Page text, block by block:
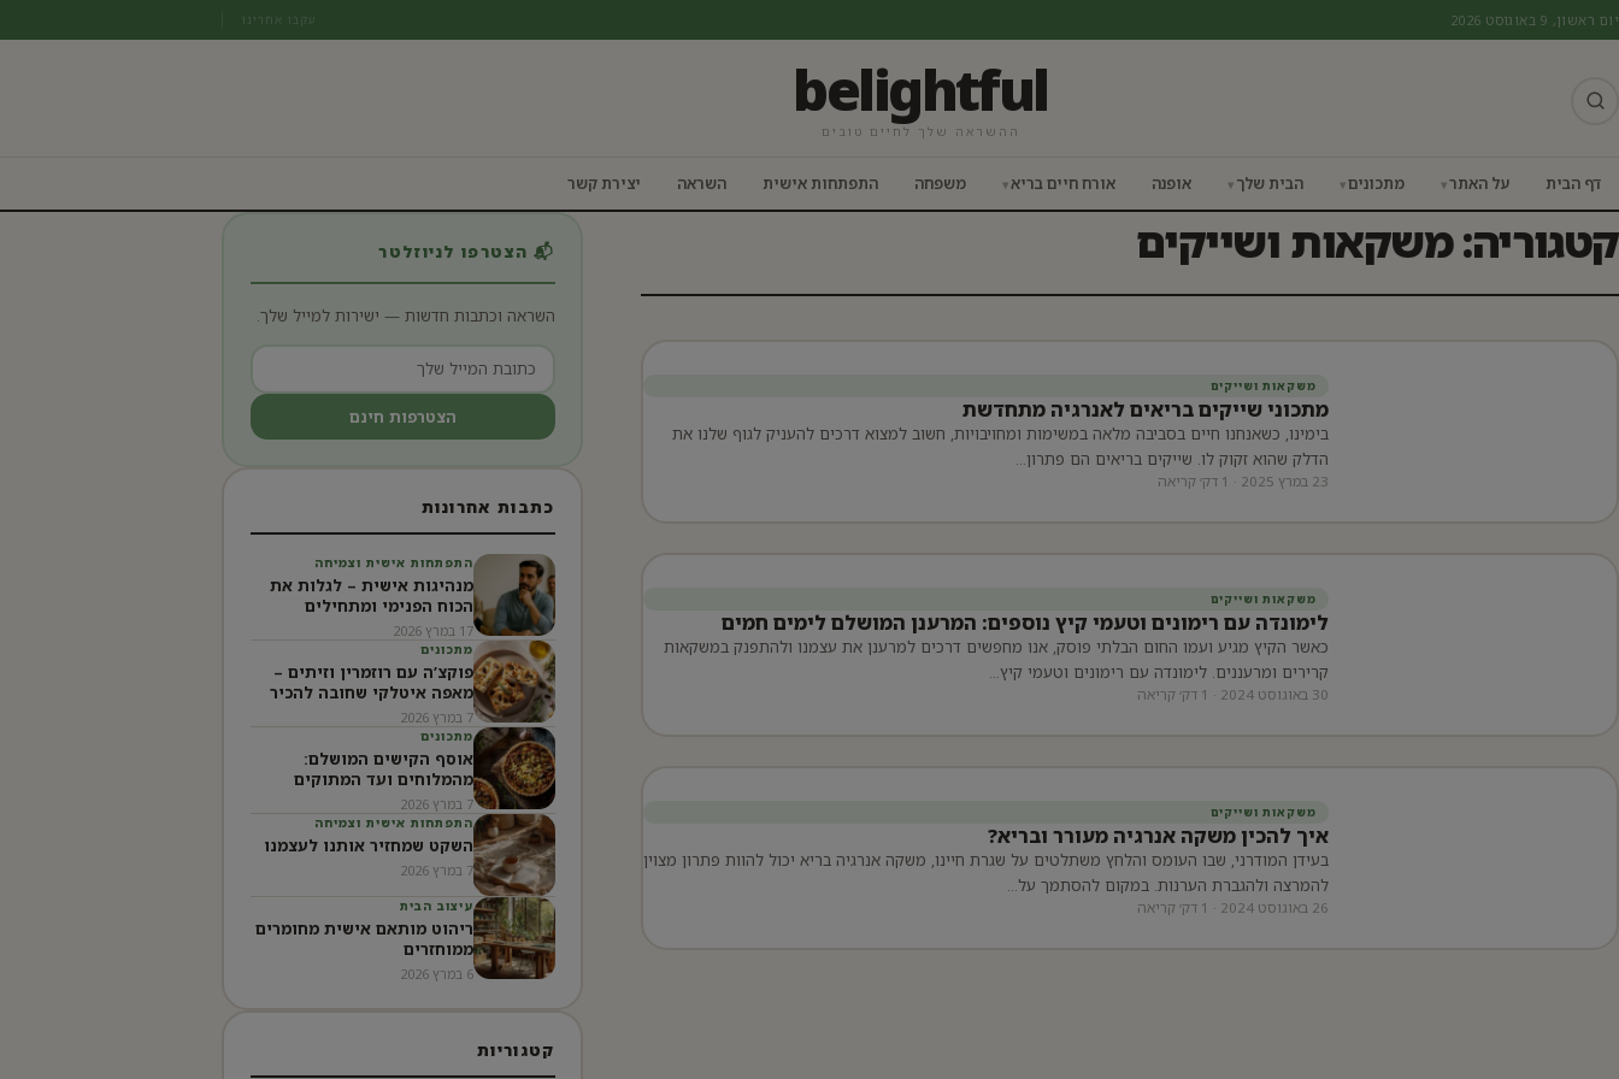
יום ראשון, 9 באוגוסט 2026 עקבו אחרינו
belightful
ההשראה שלך לחיים טובים
דף הבית על האתר מתכונים הבית שלך אופנה אורח חיים בריא משפחה התפתחות אישית השראה יצירת קשר
קטגוריה: משקאות ושייקים
משקאות ושייקים
מתכוני שייקים בריאים לאנרגיה מתחדשת
בימינו, כשאנחנו חיים בסביבה מלאה במשימות ומחויבויות, חשוב למצוא דרכים להעניק לגוף שלנו את
הדלק שהוא זקוק לו. שייקים בריאים הם פתרון…
23 במרץ 2025 · 1 דק׳ קריאה
משקאות ושייקים
לימונדה עם רימונים וטעמי קיץ נוספים: המרענן המושלם לימים חמים
כאשר הקיץ מגיע ועמו החום הבלתי פוסק, אנו מחפשים דרכים למרענן את עצמנו ולהתפנק במשקאות
קרירים ומרעננים. לימונדה עם רימונים וטעמי קיץ…
30 באוגוסט 2024 · 1 דק׳ קריאה
משקאות ושייקים
איך להכין משקה אנרגיה מעורר ובריא?
בעידן המודרני, שבו העומס והלחץ משתלטים על שגרת חיינו, משקה אנרגיה בריא יכול להוות פתרון מצוין
להמרצה ולהגברת הערנות. במקום להסתמך על…
26 באוגוסט 2024 · 1 דק׳ קריאה
📬 הצטרפו לניוזלטר
השראה וכתבות חדשות — ישירות למייל שלך.
הצטרפות חינם
כתבות אחרונות
התפתחות אישית וצמיחה
מנהיגות אישית – לגלות את
הכוח הפנימי ומתחילים
להוביל את החיים מבפנים
17 במרץ 2026
מתכונים
פוקצ’ה עם רוזמרין וזיתים –
מאפה איטלקי שחובה להכיר
7 במרץ 2026
מתכונים
אוסף הקישים המושלם:
מהמלוחים ועד המתוקים
7 במרץ 2026
התפתחות אישית וצמיחה
השקט שמחזיר אותנו לעצמנו
7 במרץ 2026
עיצוב הבית
ריהוט מותאם אישית מחומרים
ממוחזרים
6 במרץ 2026
קטגוריות